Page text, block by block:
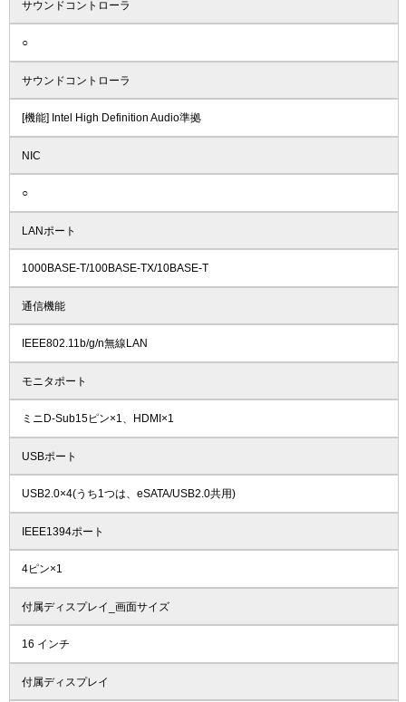
サウンドコントローラ
○
サウンドコントローラ
[機能] Intel High Definition Audio準拠
NIC
○
LANポート
1000BASE-T/100BASE-TX/10BASE-T
通信機能
IEEE802.11b/g/n無線LAN
モニタポート
ミニD-Sub15ピン×1、HDMI×1
USBポート
USB2.0×4(うち1つは、eSATA/USB2.0共用)
IEEE1394ポート
4ピン×1
付属ディスプレイ_画面サイズ
16 インチ
付属ディスプレイ